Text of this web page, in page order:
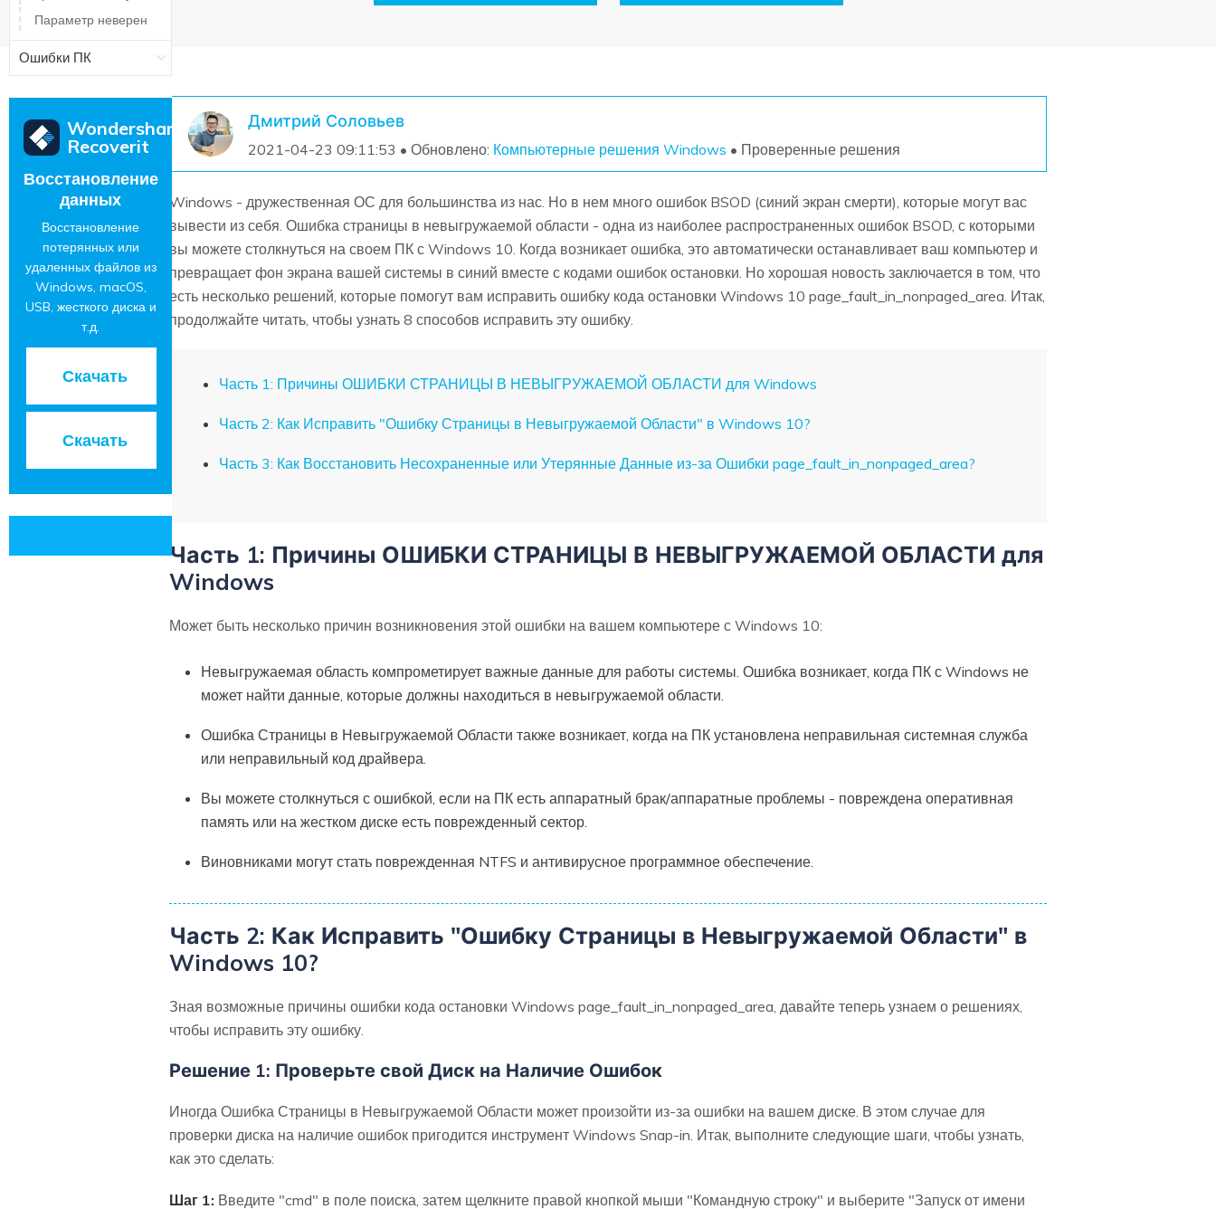
Дмитрий Соловьев
2021-04-23 09:11:53 • Обновлено: Компьютерные решения Windows • Проверенные решения
Windows - дружественная ОС для большинства из нас. Но в нем много ошибок BSOD (синий экран смерти), которые могут вас
вывести из себя. Ошибка страницы в невыгружаемой области - одна из наиболее распространенных ошибок BSOD, с которыми
вы можете столкнуться на своем ПК с Windows 10. Когда возникает ошибка, это автоматически останавливает ваш компьютер и
превращает фон экрана вашей системы в синий вместе с кодами ошибок остановки. Но хорошая новость заключается в том, что
есть несколько решений, которые помогут вам исправить ошибку кода остановки Windows 10 page_fault_in_nonpaged_area. Итак,
продолжайте читать, чтобы узнать 8 способов исправить эту ошибку.
Часть 1: Причины ОШИБКИ СТРАНИЦЫ В НЕВЫГРУЖАЕМОЙ ОБЛАСТИ для Windows
Часть 2: Как Исправить "Ошибку Страницы в Невыгружаемой Области" в Windows 10?
Часть 3: Как Восстановить Несохраненные или Утерянные Данные из-за Ошибки page_fault_in_nonpaged_area?
Часть 1: Причины ОШИБКИ СТРАНИЦЫ В НЕВЫГРУЖАЕМОЙ ОБЛАСТИ для
Windows
Может быть несколько причин возникновения этой ошибки на вашем компьютере с Windows 10:
Невыгружаемая область компрометирует важные данные для работы системы. Ошибка возникает, когда ПК с Windows не
может найти данные, которые должны находиться в невыгружаемой области.
Ошибка Страницы в Невыгружаемой Области также возникает, когда на ПК установлена ​​неправильная системная служба
или неправильный код драйвера.
Вы можете столкнуться с ошибкой, если на ПК есть аппаратный брак/аппаратные проблемы - повреждена оперативная
память или на жестком диске есть поврежденный сектор.
Виновниками могут стать поврежденная NTFS и антивирусное программное обеспечение.
Часть 2: Как Исправить "Ошибку Страницы в Невыгружаемой Области" в
Windows 10?
Зная возможные причины ошибки кода остановки Windows page_fault_in_nonpaged_area, давайте теперь узнаем о решениях,
чтобы исправить эту ошибку.
Решение 1: Проверьте свой Диск на Наличие Ошибок
Иногда Ошибка Страницы в Невыгружаемой Области может произойти из-за ошибки на вашем диске. В этом случае для
проверки диска на наличие ошибок пригодится инструмент Windows Snap-in. Итак, выполните следующие шаги, чтобы узнать,
как это сделать:
Шаг 1: Введите "cmd" в поле поиска, затем щелкните правой кнопкой мыши "Командную строку" и выберите "Запуск от имени
Параметр неверен
Ошибки ПК
Wondershare
Recoverit
Восстановление
данных
Восстановление
потерянных или
удаленных файлов из
Windows, macOS,
USB, жесткого диска и
т.д.
Скачать
Скачать